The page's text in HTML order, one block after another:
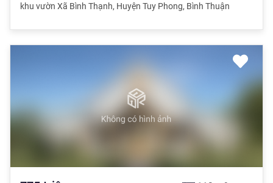
khu vườn Xã Bình Thạnh, Huyện Tuy Phong, Bình Thuận